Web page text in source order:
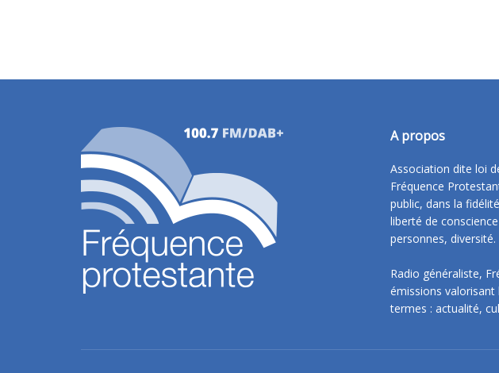
A propos
Association dite loi
Fréquence
public, dans la
liberté de
personnes, diversité.
Radio généraliste,
émissions valorisant
termes : actualité,